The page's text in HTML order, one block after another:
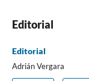
Editorial
Editorial
Adrián Vergara